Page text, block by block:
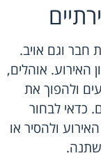
חבר וגם אויב.
האירוע. אוהלים,
ולהפוך את
כדאי לבחור
ולהסיר או